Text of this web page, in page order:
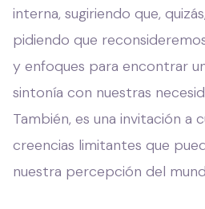
interna, sugiriendo que,
pidiendo que
y enfoques para encontrar
sintonía con nuestras
También, es una invitación a
creencias limitantes que
nuestra percepción del